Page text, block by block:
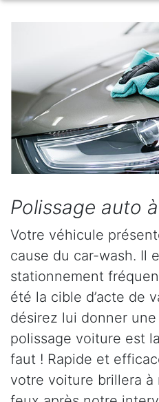
Polissage auto
Votre véhicule
cause du car-wash. Il
stationnement
été la cible d’acte de
désirez lui donner
polissage voiture est
faut ! Rapide et
votre voiture brillera à